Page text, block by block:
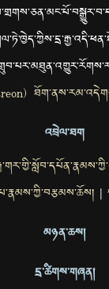
འབྲེལ་ཐག
མཉན་ཆས།
དྲ་ཚིགས་གཞན།